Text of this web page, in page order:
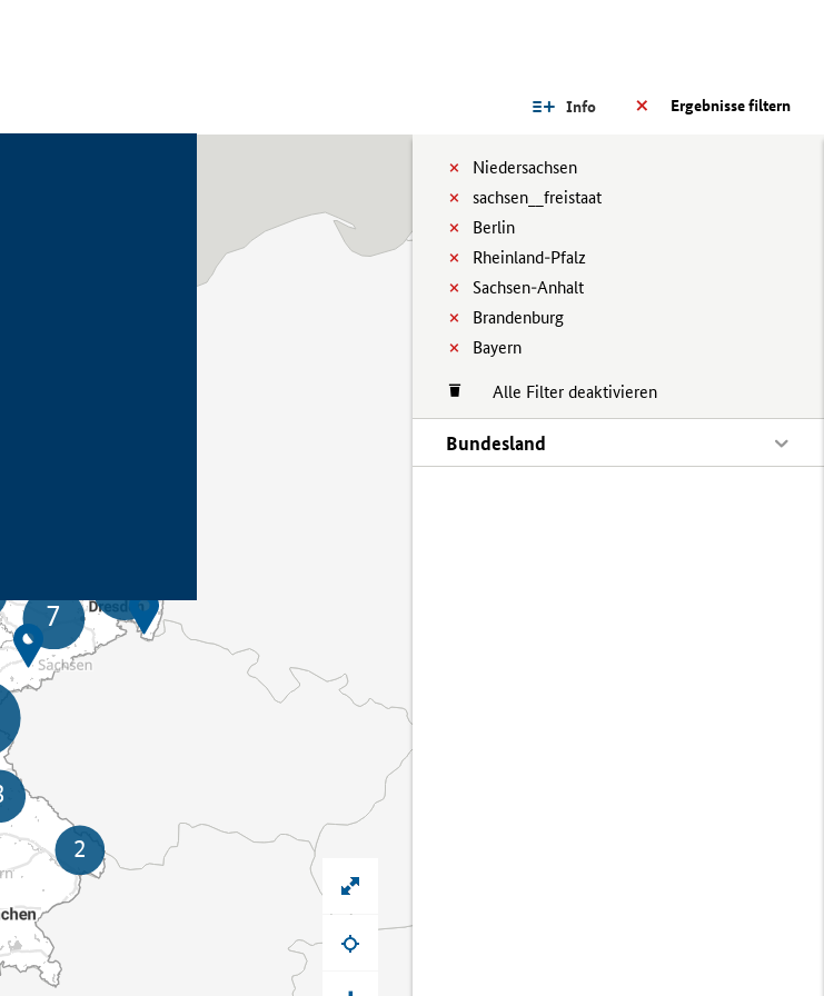
Ergebnisse filtern
Info
Niedersachsen
sachsen__freistaat
Berlin
Rheinland-Pfalz
Sachsen-Anhalt
Brandenburg
Bayern
Alle Filter deaktivieren
Bundesland